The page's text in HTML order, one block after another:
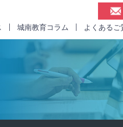
城南教育コラム よくあるご